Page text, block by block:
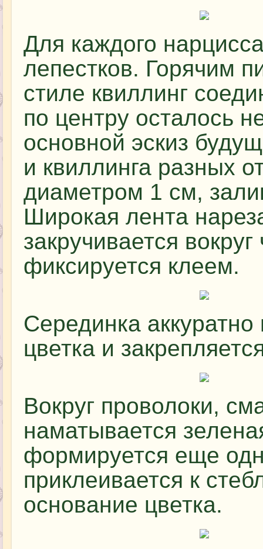
Для каждого
лепестков. Горячим
стиле квиллинг
по центру осталось
основной эскиз
и квиллинга разных
диаметром 1 см,
Широкая лента
закручивается
фиксируется клеем.
Серединка аккуратно
цветка и
Вокруг проволоки,
наматывается
формируется еще
приклеивается к
основание цветка.